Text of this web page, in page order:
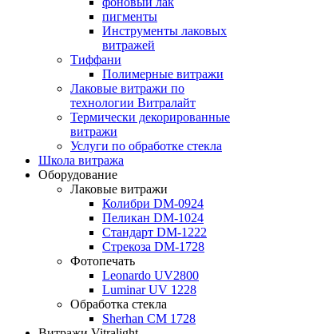
пигменты
Инструменты лаковых
витражей
Тиффани
Полимерные витражи
Лаковые витражи по
технологии Витралайт
Термически декорированные
витражи
Услуги по обработке стекла
Школа витража
Оборудование
Лаковые витражи
Колибри DM-0924
Пеликан DM-1024
Стандарт DM-1222
Стрекоза DM-1728
Фотопечать
Leonardo UV2800
Luminar UV 1228
Обработка стекла
Sherhan CM 1728